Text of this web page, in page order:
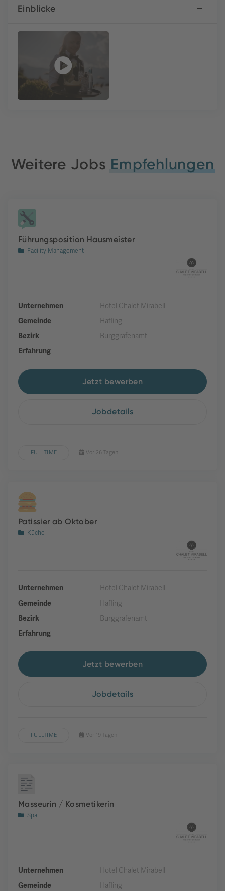
Einblicke
Weitere Jobs Empfehlungen
Führungsposition Hausmeister
Facility Management
Unternehmen
Hotel Chalet Mirabell
Gemeinde
Hafling
Bezirk
Burggrafenamt
Erfahrung
Jetzt bewerben
Jobdetails
FULLTIME Vor 26 Tagen
Patissier ab Oktober
Küche
Unternehmen
Hotel Chalet Mirabell
Gemeinde
Hafling
Bezirk
Burggrafenamt
Erfahrung
Jetzt bewerben
Jobdetails
FULLTIME Vor 19 Tagen
Masseurin / Kosmetikerin
Spa
Unternehmen
Hotel Chalet Mirabell
Gemeinde
Hafling